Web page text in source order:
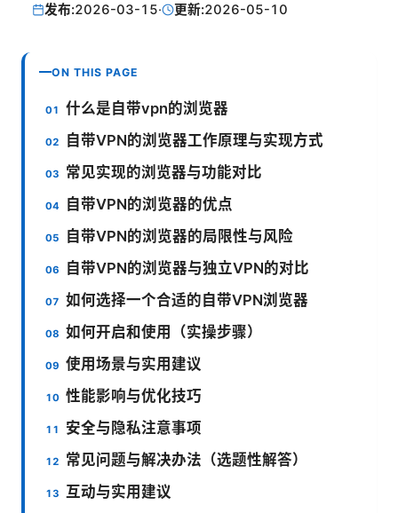
发布:2026-03-15· 更新:2026-05-10
ON THIS PAGE
什么是自带vpn的浏览器
自带VPN的浏览器工作原理与实现方式
常见实现的浏览器与功能对比
自带VPN的浏览器的优点
自带VPN的浏览器的局限性与风险
自带VPN的浏览器与独立VPN的对比
如何选择一个合适的自带VPN浏览器
如何开启和使用（实操步骤）
使用场景与实用建议
性能影响与优化技巧
安全与隐私注意事项
常见问题与解决办法（选题性解答）
互动与实用建议